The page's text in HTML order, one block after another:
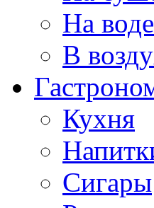
На воде
В
Кухня
Сигары